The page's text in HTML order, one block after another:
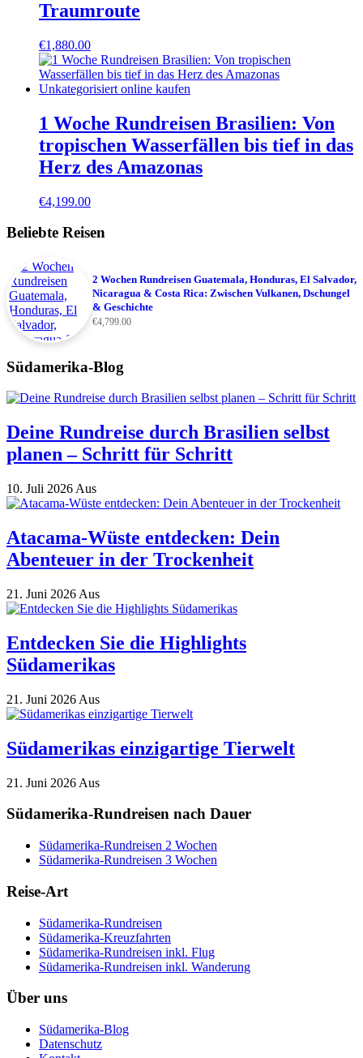
Traumroute
€1,880.00
1 Woche Rundreisen Brasilien: Von
tropischen Wasserfällen bis tief in das
Herz des Amazonas
€4,199.00
Beliebte Reisen
2 Wochen Rundreisen Guatemala, Honduras, El Salvador,
Nicaragua & Costa Rica: Zwischen Vulkanen, Dschungel
& Geschichte
€4,799.00
Südamerika-Blog
Deine Rundreise durch Brasilien selbst
planen – Schritt für Schritt
10. Juli 2026 Aus
Atacama-Wüste entdecken: Dein
Abenteuer in der Trockenheit
21. Juni 2026 Aus
Entdecken Sie die Highlights
Südamerikas
21. Juni 2026 Aus
Südamerikas einzigartige Tierwelt
21. Juni 2026 Aus
Südamerika-Rundreisen nach Dauer
Südamerika-Rundreisen 2 Wochen
Südamerika-Rundreisen 3 Wochen
Reise-Art
Südamerika-Rundreisen
Südamerika-Kreuzfahrten
Südamerika-Rundreisen inkl. Flug
Südamerika-Rundreisen inkl. Wanderung
Über uns
Südamerika-Blog
Datenschutz